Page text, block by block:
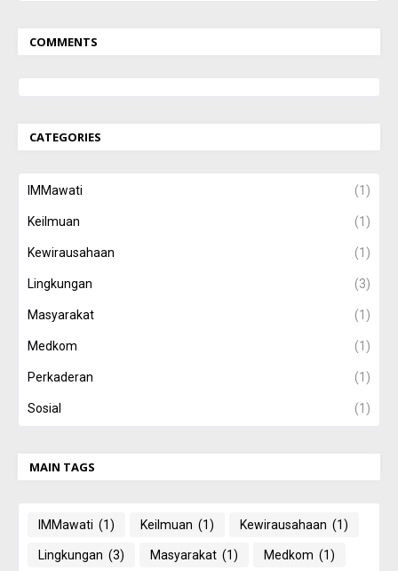
COMMENTS
CATEGORIES
IMMawati (1)
Keilmuan (1)
Kewirausahaan (1)
Lingkungan (3)
Masyarakat (1)
Medkom (1)
Perkaderan (1)
Sosial (1)
MAIN TAGS
IMMawati (1) Keilmuan (1) Kewirausahaan (1)
Lingkungan (3) Masyarakat (1) Medkom (1)